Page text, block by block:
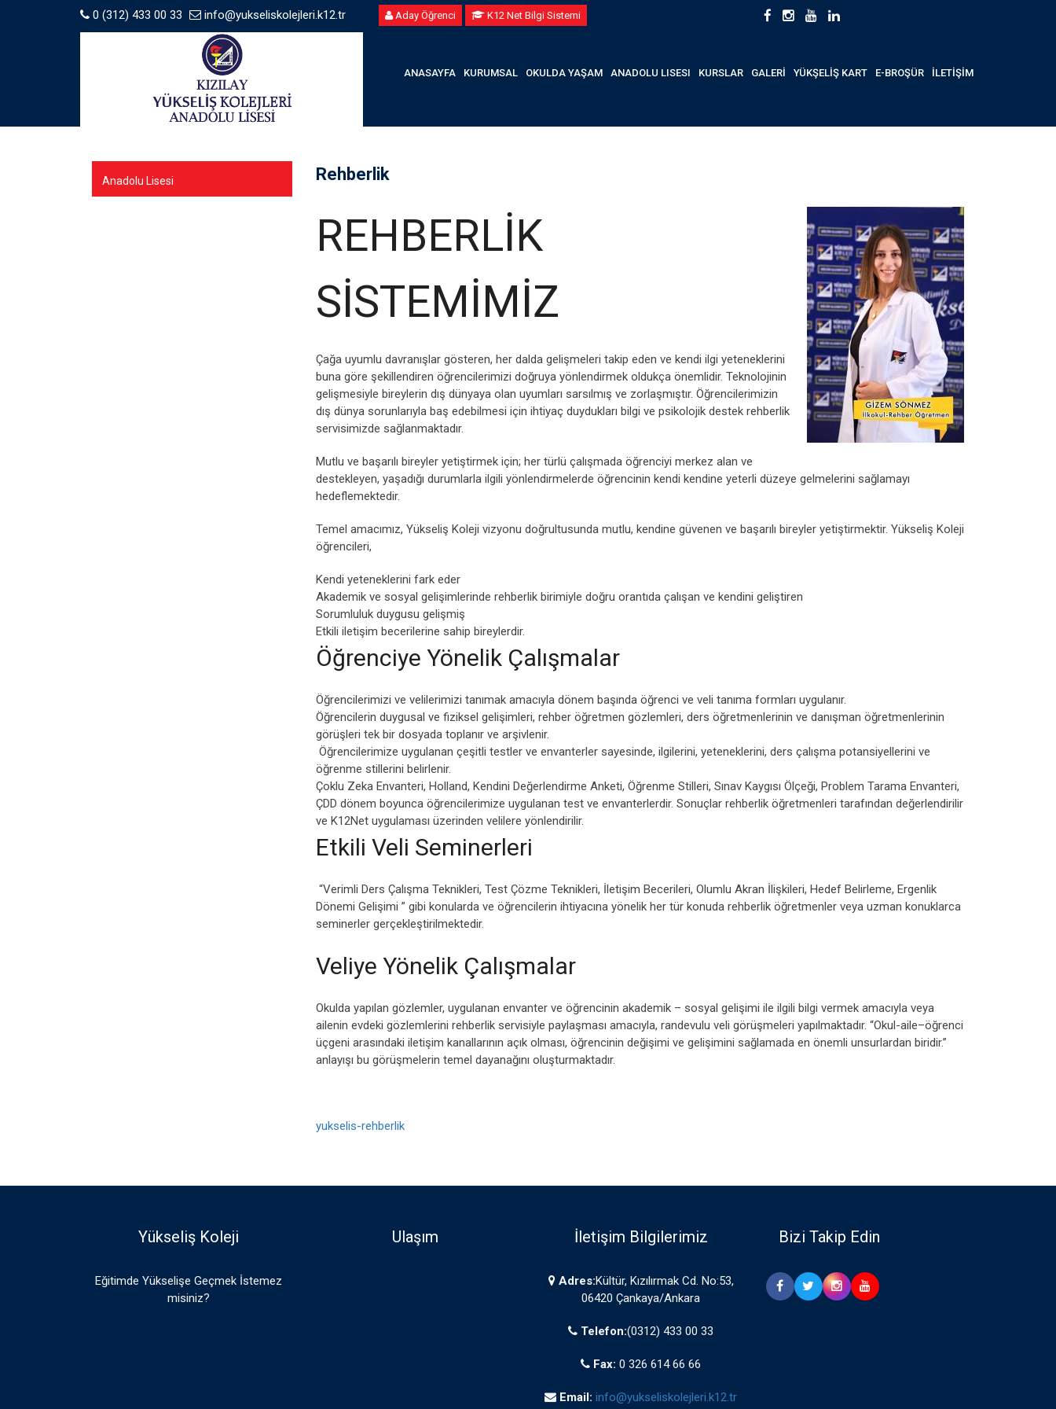
0 (312) 433 00 33 info@yukseliskolejleri.k12.tr Aday Öğrenci K12 Net Bilgi Sistemi
ANASAYFA KURUMSAL OKULDA YAŞAM ANADOLU LISESI KURSLAR GALERİ YÜKŞELİŞ KART E-BROŞÜR İLETİŞİM
Anadolu Lisesi Rehberlik
REHBERLİK
SİSTEMİMİZ
Çağa uyumlu davranışlar gösteren, her dalda gelişmeleri takip eden ve kendi ilgi yeteneklerini
buna göre şekillendiren öğrencilerimizi doğruya yönlendirmek oldukça önemlidir. Teknolojinin
gelişmesiyle bireylerin dış dünyaya olan uyumları sarsılmış ve zorlaşmıştır. Öğrencilerimizin
dış dünya sorunlarıyla baş edebilmesi için ihtiyaç duydukları bilgi ve psikolojik destek rehberlik
servisimizde sağlanmaktadır.
Mutlu ve başarılı bireyler yetiştirmek için; her türlü çalışmada öğrenciyi merkez alan ve
destekleyen, yaşadığı durumlarla ilgili yönlendirmelerde öğrencinin kendi kendine yeterli düzeye gelmelerini sağlamayı
hedeflemektedir.
Temel amacımız, Yükseliş Koleji vizyonu doğrultusunda mutlu, kendine güvenen ve başarılı bireyler yetiştirmektir. Yükseliş Koleji
öğrencileri,
Kendi yeteneklerini fark eder
Akademik ve sosyal gelişimlerinde rehberlik birimiyle doğru orantıda çalışan ve kendini geliştiren
Sorumluluk duygusu gelişmiş
Etkili iletişim becerilerine sahip bireylerdir.
Öğrenciye Yönelik Çalışmalar
Öğrencilerimizi ve velilerimizi tanımak amacıyla dönem başında öğrenci ve veli tanıma formları uygulanır.
Öğrencilerin duygusal ve fiziksel gelişimleri, rehber öğretmen gözlemleri, ders öğretmenlerinin ve danışman öğretmenlerinin
görüşleri tek bir dosyada toplanır ve arşivlenir.
Öğrencilerimize uygulanan çeşitli testler ve envanterler sayesinde, ilgilerini, yeteneklerini, ders çalışma potansiyellerini ve
öğrenme stillerini belirlenir.
Çoklu Zeka Envanteri, Holland, Kendini Değerlendirme Anketi, Öğrenme Stilleri, Sınav Kaygısı Ölçeği, Problem Tarama Envanteri,
ÇDD dönem boyunca öğrencilerimize uygulanan test ve envanterlerdir. Sonuçlar rehberlik öğretmenleri tarafından değerlendirilir
ve K12Net uygulaması üzerinden velilere yönlendirilir.
Etkili Veli Seminerleri
“Verimli Ders Çalışma Teknikleri, Test Çözme Teknikleri, İletişim Becerileri, Olumlu Akran İlişkileri, Hedef Belirleme, Ergenlik
Dönemi Gelişimi ” gibi konularda ve öğrencilerin ihtiyacına yönelik her tür konuda rehberlik öğretmenler veya uzman konuklarca
seminerler gerçekleştirilmektedir.
Veliye Yönelik Çalışmalar
Okulda yapılan gözlemler, uygulanan envanter ve öğrencinin akademik – sosyal gelişimi ile ilgili bilgi vermek amacıyla veya
ailenin evdeki gözlemlerini rehberlik servisiyle paylaşması amacıyla, randevulu veli görüşmeleri yapılmaktadır. “Okul-aile–öğrenci
üçgeni arasındaki iletişim kanallarının açık olması, öğrencinin değişimi ve gelişimini sağlamada en önemli unsurlardan biridir.”
anlayışı bu görüşmelerin temel dayanağını oluşturmaktadır.
yukselis-rehberlik
Yükseliş Koleji
Eğitimde Yükselişe Geçmek İstemez
misiniz?
Ulaşım İletişim Bilgilerimiz
Adres:Kültür, Kızılırmak Cd. No:53,
06420 Çankaya/Ankara
Telefon:(0312) 433 00 33
Fax: 0 326 614 66 66
Email: info@yukseliskolejleri.k12.tr
Bizi Takip Edin